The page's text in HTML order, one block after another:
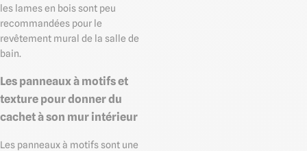
les lames en bois sont peu
recommandées pour le
revêtement mural de la salle de
bain.
Les panneaux à motifs et
texture pour donner du
cachet à son mur intérieur
Les panneaux à motifs sont une